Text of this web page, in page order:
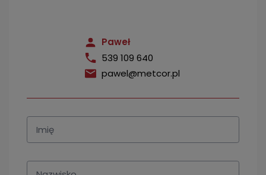
Paweł
539 109 640
pawel@metcor.pl